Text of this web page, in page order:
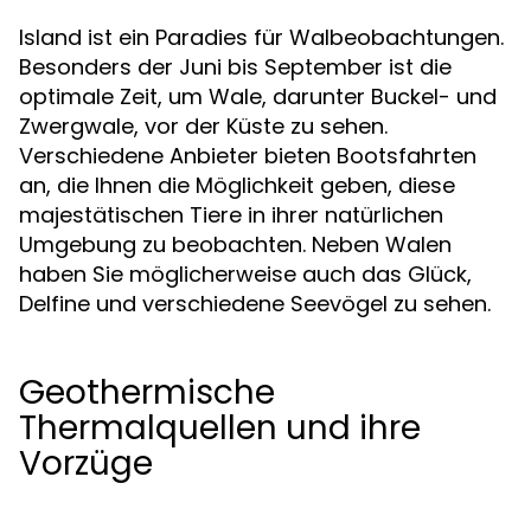
Island ist ein Paradies für Walbeobachtungen.
Besonders der Juni bis September ist die
optimale Zeit, um Wale, darunter Buckel- und
Zwergwale, vor der Küste zu sehen.
Verschiedene Anbieter bieten Bootsfahrten
an, die Ihnen die Möglichkeit geben, diese
majestätischen Tiere in ihrer natürlichen
Umgebung zu beobachten. Neben Walen
haben Sie möglicherweise auch das Glück,
Delfine und verschiedene Seevögel zu sehen.
Geothermische
Thermalquellen und ihre
Vorzüge